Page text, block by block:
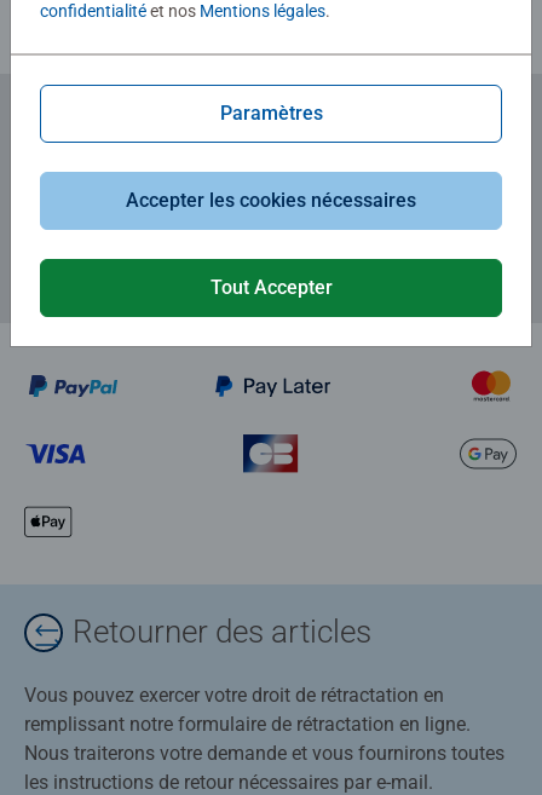
Abonnez-vous à notre newsletter
Retourner des articles
Vous pouvez exercer votre droit de rétractation en
remplissant notre formulaire de rétractation en ligne.
Nous traiterons votre demande et vous fournirons toutes
les instructions de retour nécessaires par e-mail.
confidentialitéet nos Mentions légales.
Paramètres
Accepter les cookies nécessaires
Tout Accepter